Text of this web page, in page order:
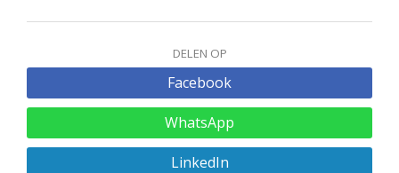
DELEN OP
Facebook
WhatsApp
LinkedIn